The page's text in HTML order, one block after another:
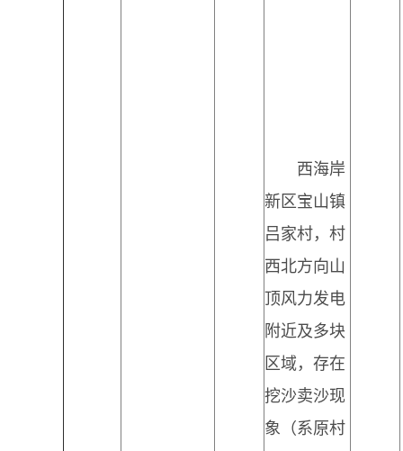
西海岸
新区宝山镇
吕家村，村
西北方向山
顶风力发电
附近及多块
区域，存在
挖沙卖沙现
象（系原村